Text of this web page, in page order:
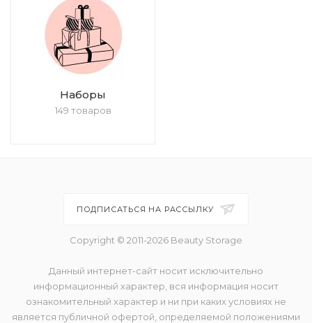
Наборы
149 товаров
ПОДПИСАТЬСЯ НА РАССЫЛКУ
Copyright © 2011-2026 Beauty Storage
Данный интернет-сайт носит исключительно
информационный характер, вся информация носит
ознакомительный характер и ни при каких условиях не
является публичной офертой, определяемой положениями